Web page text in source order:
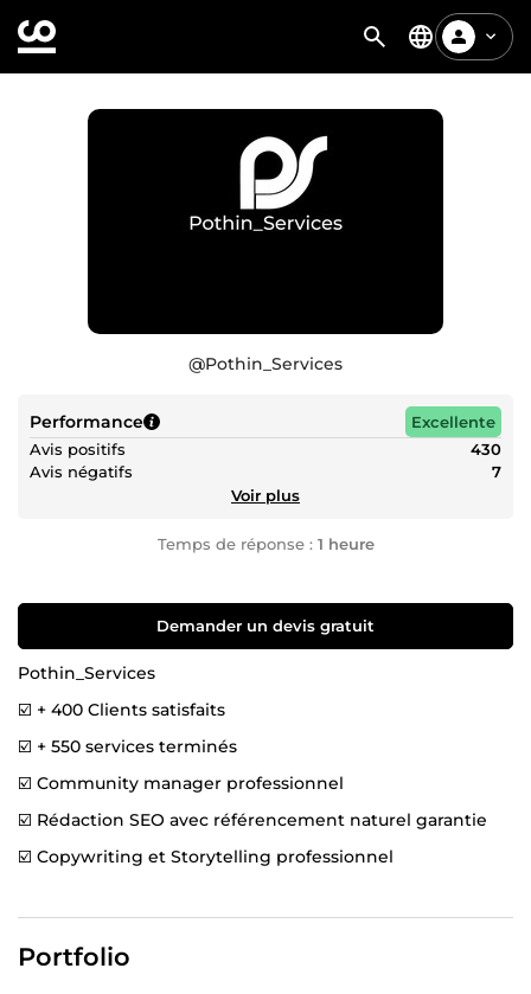
@Pothin_Services
Performance
Excellente
Avis positifs
430
Avis négatifs
7
Voir plus
Temps de réponse : 1 heure
Demander un devis gratuit
Pothin_Services
☑️ + 400 Clients satisfaits
☑️ + 550 services terminés
☑️ Community manager professionnel
☑️ Rédaction SEO avec référencement naturel garantie
☑️ Copywriting et Storytelling professionnel
Pourquoi me choisir ?
Portfolio